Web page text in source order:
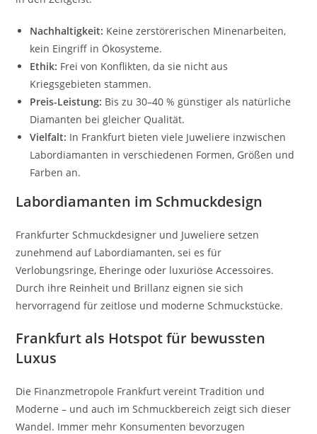
Nachhaltigkeit: Keine zerstörerischen Minenarbeiten,
kein Eingriff in Ökosysteme.
Ethik: Frei von Konflikten, da sie nicht aus
Kriegsgebieten stammen.
Preis-Leistung: Bis zu 30–40 % günstiger als natürliche
Diamanten bei gleicher Qualität.
Vielfalt: In Frankfurt bieten viele Juweliere inzwischen
Labordiamanten in verschiedenen Formen, Größen und
Farben an.
Labordiamanten im Schmuckdesign
Frankfurter Schmuckdesigner und Juweliere setzen
zunehmend auf Labordiamanten, sei es für
Verlobungsringe, Eheringe oder luxuriöse Accessoires.
Durch ihre Reinheit und Brillanz eignen sie sich
hervorragend für zeitlose und moderne Schmuckstücke.
Frankfurt als Hotspot für bewussten
Luxus
Die Finanzmetropole Frankfurt vereint Tradition und
Moderne – und auch im Schmuckbereich zeigt sich dieser
Wandel. Immer mehr Konsumenten bevorzugen